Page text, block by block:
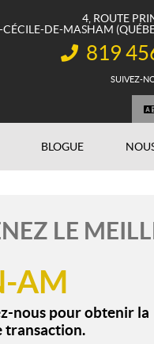
4, ROUTE
CÉCILE-DE-MASHAM
INFORMATION :
819
SUIVEZ-
BLOGUE
LE
AM
nous pour obtenir la
transaction.